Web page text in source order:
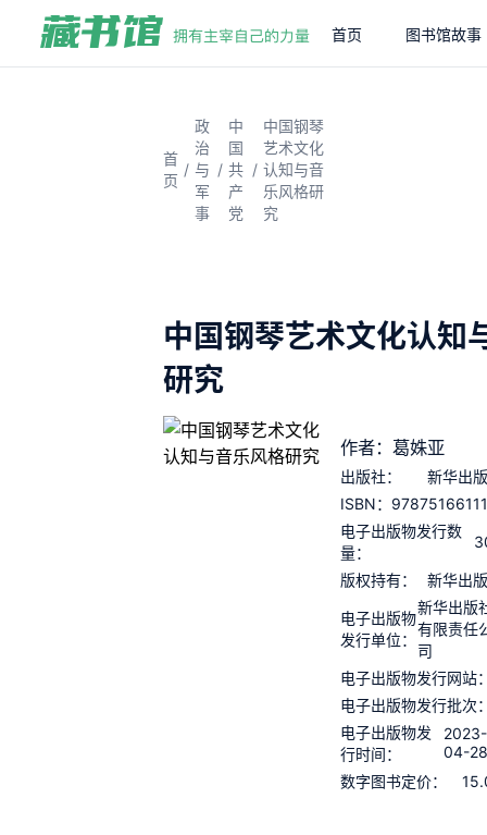
首页 图书馆故事
首
页
/
政
治
与
军
事
/
中
国
共
产
党
/
中国钢琴
艺术文化
认知与音
乐风格研
究
中国钢琴艺术文化认知
研究
作者：葛姝亚
出版社：
新华出
ISBN：
电子出版物发行数
量：
版权持有： 新华出
电子出版物
发行单位：
新华出版
有限责任
司
电子出版物发行网站
电子出版物发行批次
电子出版物发
行时间：
2023-
04-
数字图书定价：